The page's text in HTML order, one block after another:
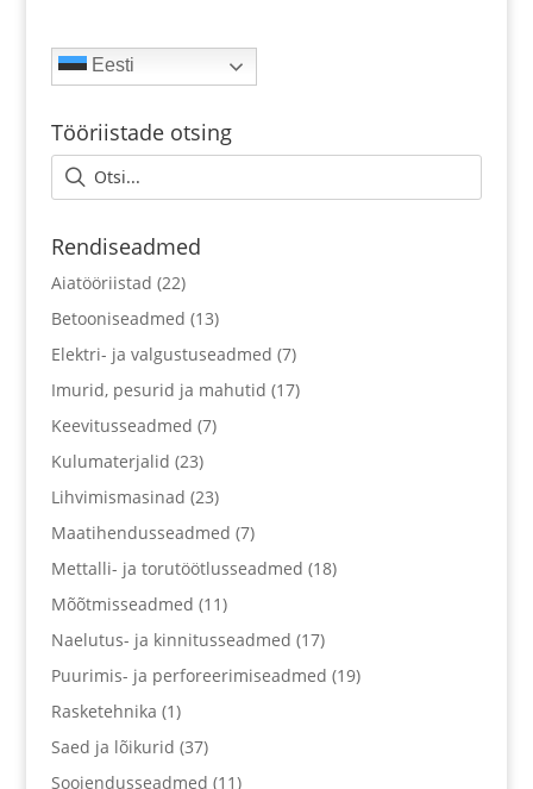
Eesti
Tööriistade otsing
Rendiseadmed
Aiatööriistad (22)
Betooniseadmed (13)
Elektri- ja valgustuseadmed (7)
Imurid, pesurid ja mahutid (17)
Keevitusseadmed (7)
Kulumaterjalid (23)
Lihvimismasinad (23)
Maatihendusseadmed (7)
Mettalli- ja torutöötlusseadmed (18)
Mõõtmisseadmed (11)
Naelutus- ja kinnitusseadmed (17)
Puurimis- ja perforeerimiseadmed (19)
Rasketehnika (1)
Saed ja lõikurid (37)
Soojendusseadmed (11)